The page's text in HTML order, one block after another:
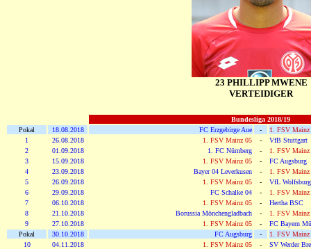
23 PHILLIPP MWENE
VERTEIDIGER
Bundesliga 2018/19
Pokal
18.08.2018 FC Erzgebirge Aue -
1. FSV Mainz
1
26.08.2018 1. FSV Mainz 05 -
VfB Stuttgart
2
01.09.2018 1. FC Nürnberg -
1. FSV Mainz
3
15.09.2018 1. FSV Mainz 05 -
FC Augsburg
4
23.09.2018 Bayer 04 Leverkusen -
1. FSV Mainz
5
26.09.2018 1. FSV Mainz 05 -
VfL Wolfsburg
6
29.09.2018 FC Schalke 04 -
1. FSV Mainz
7
06.10.2018 1. FSV Mainz 05 -
Hertha BSC
8
21.10.2018 Borussia Mönchengladbach -
1. FSV Mainz
9
27.10.2018 1. FSV Mainz 05 -
FC Bayern
Pokal
30.10.2018 FC Augsburg -
1. FSV Mainz
10
04.11.2018 1. FSV Mainz 05 -
SV Werder